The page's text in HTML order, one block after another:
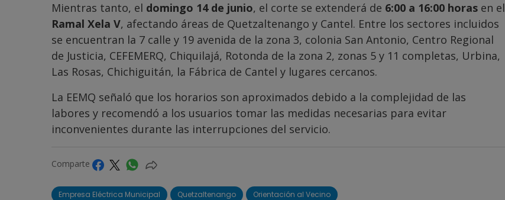
Mientras tanto, el domingo 14 de junio, el corte se extenderá de 6:00 a 16:00 horas en el
Ramal Xela V, afectando áreas de Quetzaltenango y Cantel. Entre los sectores incluidos
se encuentran la 7 calle y 19 avenida de la zona 3, colonia San Antonio, Centro Regional
de Justicia, CEFEMERQ, Chiquilajá, Rotonda de la zona 2, zonas 5 y 11 completas, Urbina,
Las Rosas, Chichiguitán, la Fábrica de Cantel y lugares cercanos.
La EEMQ señaló que los horarios son aproximados debido a la complejidad de las
labores y recomendó a los usuarios tomar las medidas necesarias para evitar
inconvenientes durante las interrupciones del servicio.
Comparte
Empresa Eléctrica Municipal Quetzaltenango Orientación al Vecino